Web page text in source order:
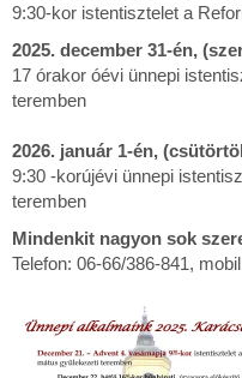
9:30-kor istentisztelet a
2025. december 31-én,
17 órakor óévi ünnepi
teremben
2026. január 1-én,
9:30 -korújévi ünnepi
teremben
Mindenkit nagyon sok
Telefon: 06-66/386-841,